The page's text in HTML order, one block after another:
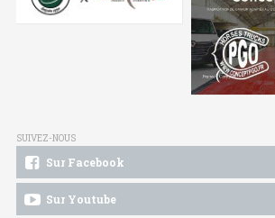
SUIVEZ-NOUS
Sur Facebook
Sur Youtube